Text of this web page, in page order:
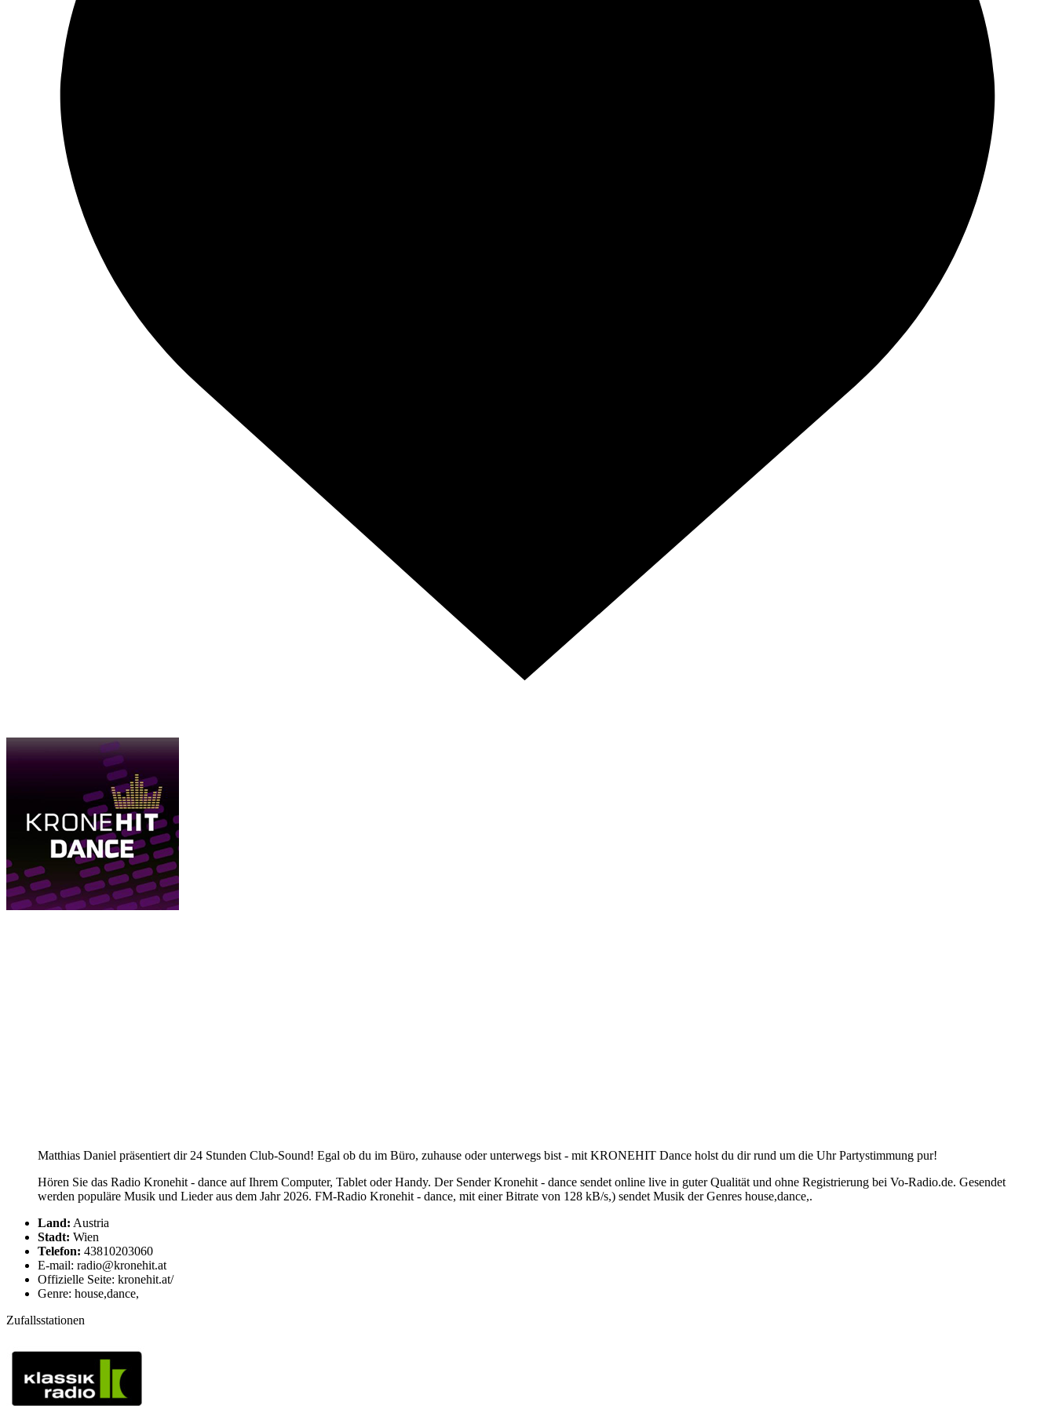
Matthias Daniel präsentiert dir 24 Stunden Club-Sound! Egal ob du im Büro, zuhause oder unterwegs bist - mit KRONEHIT Dance holst du dir rund um die Uhr Partystimmung pur!
Hören Sie das Radio Kronehit - dance auf Ihrem Computer, Tablet oder Handy. Der Sender Kronehit - dance sendet online live in guter Qualität und ohne Registrierung bei Vo-Radio.de. Gesendet
werden populäre Musik und Lieder aus dem Jahr 2026. FM-Radio Kronehit - dance, mit einer Bitrate von 128 kB/s,) sendet Musik der Genres house,dance,.
Land: Austria
Stadt: Wien
Telefon: 43810203060
E-mail: radio@kronehit.at
Offizielle Seite: kronehit.at/
Genre: house,dance,
Zufallsstationen